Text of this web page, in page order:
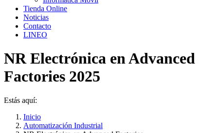
Tienda Online
Noticias
Contacto
LINEO
NR Electrónica en Advanced
Factories 2025
Estás aquí:
Inicio
Automatización Industrial